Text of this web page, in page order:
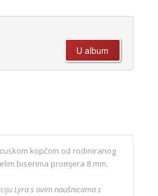
kopčom od rodiniranog
biserima promjera 8 mm.
Lyra s ovim naušnicama s